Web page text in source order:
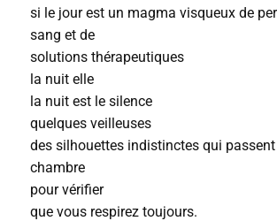
si le jour est un magma visqueux de
sang et de
solutions thérapeutiques
la nuit elle
la nuit est le silence
quelques veilleuses
des silhouettes indistinctes qui
chambre
pour vérifier
que vous respirez toujours.